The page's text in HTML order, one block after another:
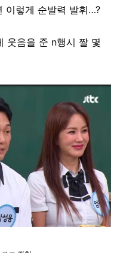
이렇게 순발력 발휘…?
웃음을 준 n행시 짤 몇